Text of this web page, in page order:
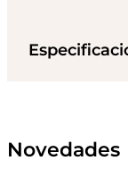
Novedades